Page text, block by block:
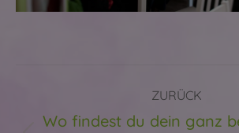
ZURÜCK
Wo findest du dein ganz